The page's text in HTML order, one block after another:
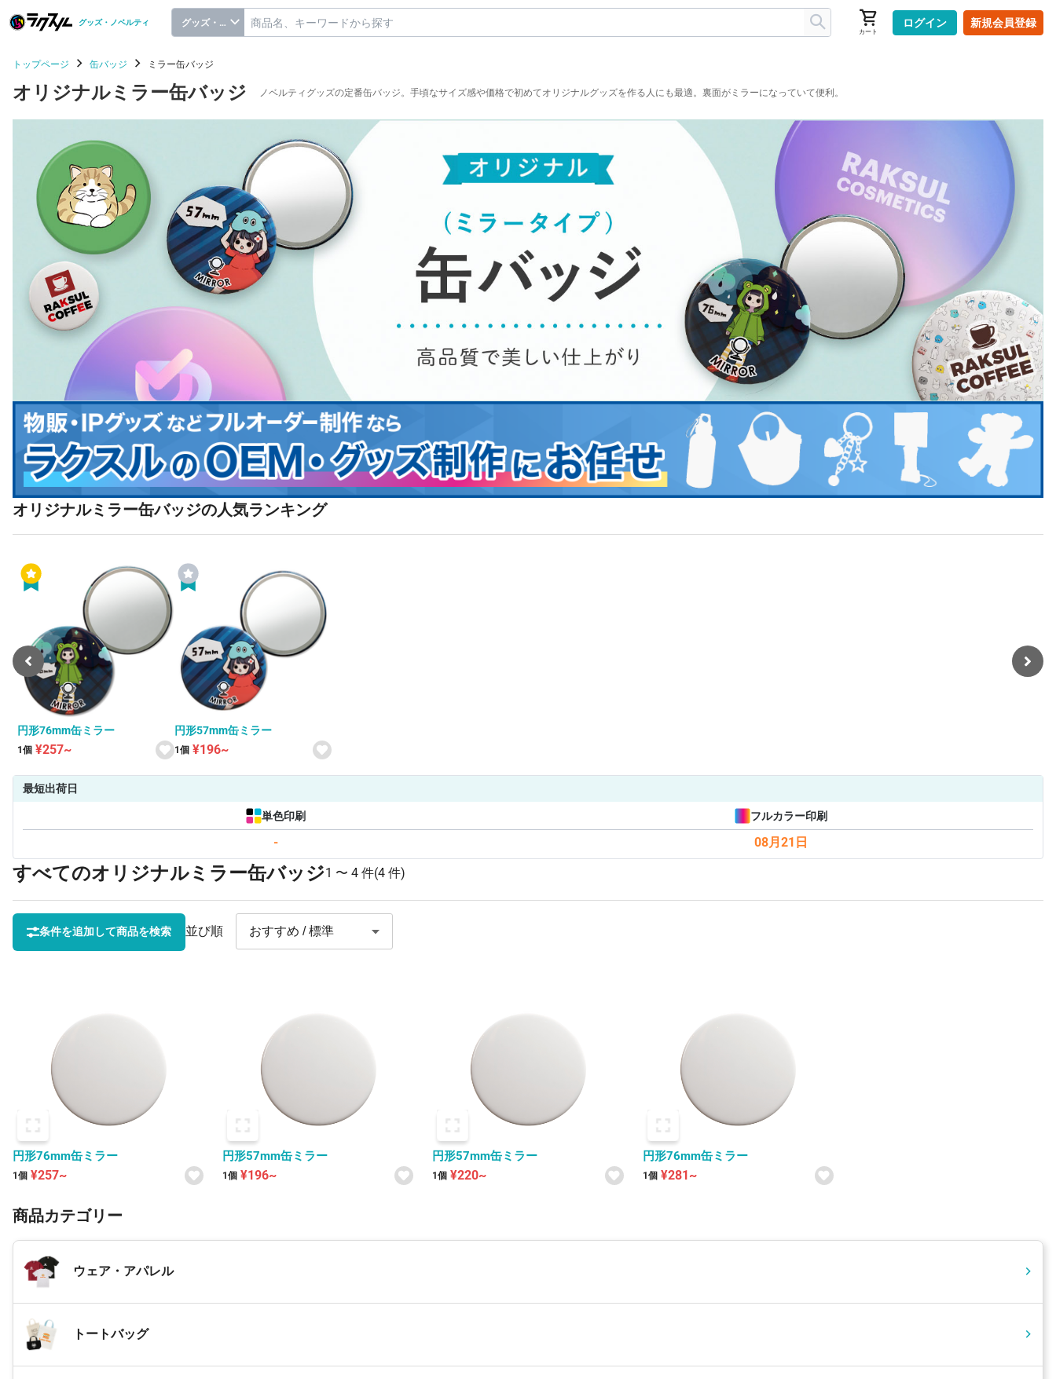
グッズ・ノベルティ グッズ・ノベルティ
カート
ログイン 新規会員登録
トップページ 缶バッジ ミラー缶バッジ
オリジナルミラー缶バッジ ノベルティグッズの定番缶バッジ。手頃なサイズ感や価格で初めてオリジナルグッズを作る人にも最適。裏面がミラーになっていて便利。
オリジナルミラー缶バッジの人気ランキング
円形76mm缶ミラー
1個 ¥257~
円形57mm缶ミラー
1個 ¥196~
最短出荷日
単色印刷
-
フルカラー印刷
08月21日
すべてのオリジナルミラー缶バッジ1 〜 4 件(4 件)
条件を追加して商品を検索 並び順
円形76mm缶ミラー
1個 ¥257~
円形57mm缶ミラー
1個 ¥196~
円形57mm缶ミラー
1個 ¥220~
円形76mm缶ミラー
1個 ¥281~
商品カテゴリー
ウェア・アパレル
トートバッグ